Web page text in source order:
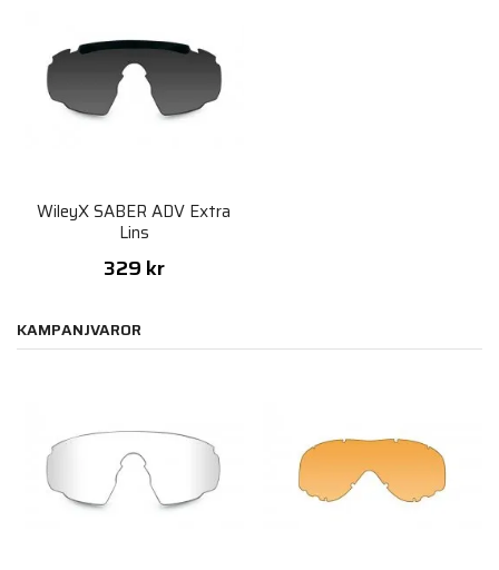
WileyX SABER ADV Extra
Lins
329 kr
KAMPANJVAROR